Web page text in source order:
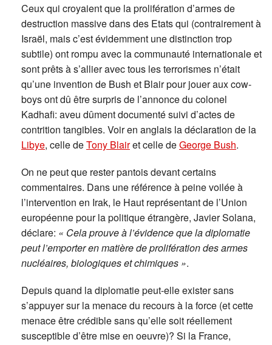
Ceux qui croyaient que la prolifération d’armes de
destruction massive dans des Etats qui (contrairement à
Israël, mais c’est évidemment une distinction trop
subtile) ont rompu avec la communauté internationale et
sont prêts à s’allier avec tous les terrorismes n’était
qu’une invention de Bush et Blair pour jouer aux cow-
boys ont dû être surpris de l’annonce du colonel
Kadhafi: aveu dûment documenté suivi d’actes de
contrition tangibles. Voir en anglais la déclaration de la
Libye, celle deTony Blairet celle deGeorge Bush.
On ne peut que rester pantois devant certains
commentaires. Dans une référence à peine voilée à
l’intervention en Irak, le Haut représentant de l’Union
européenne pour la politique étrangère, Javier Solana,
déclare: « Cela prouve à l’évidence que la diplomatie
peut l’emporter en matière de prolifération des armes
nucléaires, biologiques et chimiques ».
Depuis quand la diplomatie peut-elle exister sans
s’appuyer sur la menace du recours à la force (et cette
menace être crédible sans qu’elle soit réellement
susceptible d’être mise en oeuvre)? Si la France,